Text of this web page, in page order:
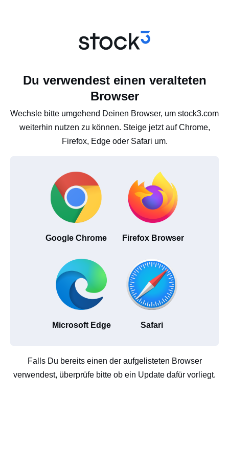
Du verwendest einen veralteten
Browser
Wechsle bitte umgehend Deinen Browser, um stock3.com
weiterhin nutzen zu können. Steige jetzt auf Chrome,
Firefox, Edge oder Safari um.
Google Chrome Firefox Browser
Microsoft Edge Safari
Falls Du bereits einen der aufgelisteten Browser
verwendest, überprüfe bitte ob ein Update dafür vorliegt.